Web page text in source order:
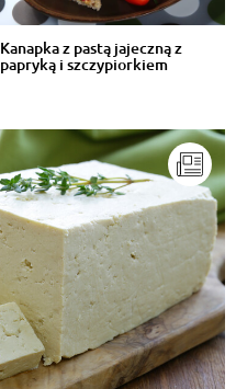
Kanapka z pastą jajeczną z
papryką i szczypiorkiem